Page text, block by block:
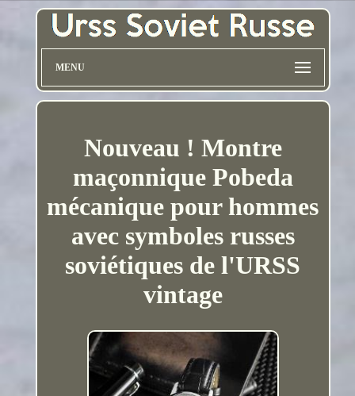
MENU
Nouveau ! Montre
maçonnique Pobeda
mécanique pour hommes
avec symboles russes
soviétiques de l'URSS
vintage